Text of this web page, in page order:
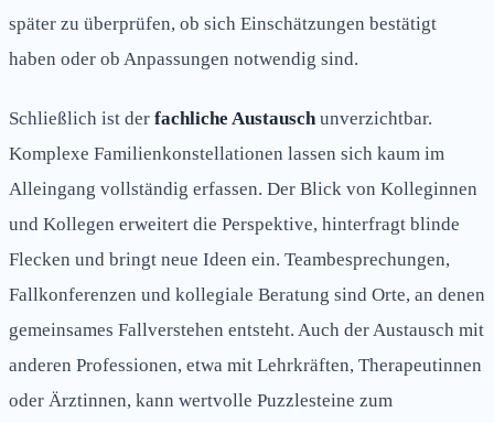
später zu überprüfen, ob sich Einschätzungen bestätigt
haben oder ob Anpassungen notwendig sind.
Schließlich ist der fachliche Austauschunverzichtbar.
Komplexe Familienkonstellationen lassen sich kaum im
Alleingang vollständig erfassen. Der Blick von Kolleginnen
und Kollegen erweitert die Perspektive, hinterfragt blinde
Flecken und bringt neue Ideen ein. Teambesprechungen,
Fallkonferenzen und kollegiale Beratung sind Orte, an denen
gemeinsames Fallverstehen entsteht. Auch der Austausch mit
anderen Professionen, etwa mit Lehrkräften, Therapeutinnen
oder Ärztinnen, kann wertvolle Puzzlesteine zum